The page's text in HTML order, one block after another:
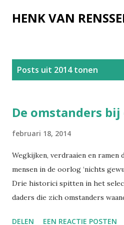
Doorgaan naar
HENK VAN
Posts uit 2014 tonen
De omstanders
februari 18, 2014
Wegkijken, verdraaien en ramen
mensen in de oorlog ‘nichts
Drie historici spitten in het
daders die zich omstanders
DELEN EEN REACTIE POSTEN